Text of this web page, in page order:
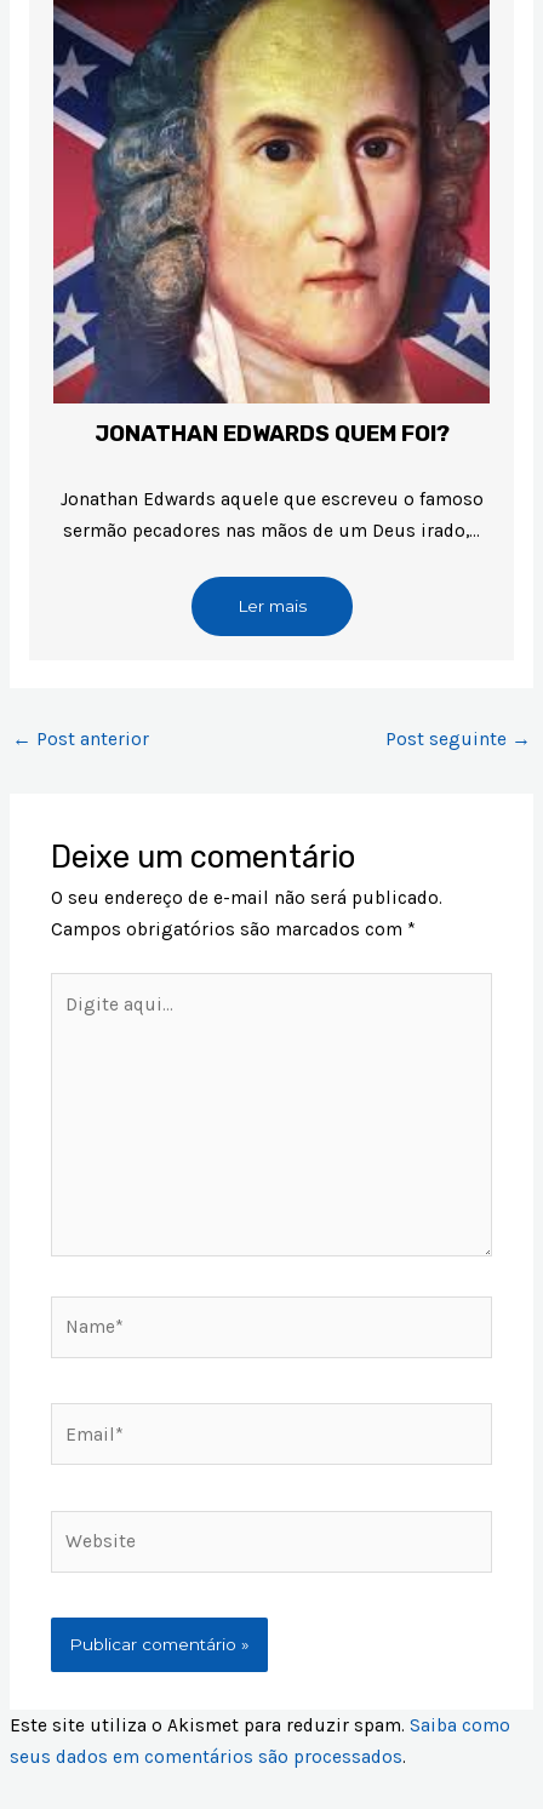
JONATHAN EDWARDS QUEM FOI?
Jonathan Edwards aquele que escreveu o famoso
sermão pecadores nas mãos de um Deus irado,…
Ler mais
← Post anterior Post seguinte →
Deixe um comentário
O seu endereço de e-mail não será publicado.
Campos obrigatórios são marcados com *
aqui...
Este site utiliza o Akismet para reduzir spam.Saiba como
seus dados em comentários são processados.